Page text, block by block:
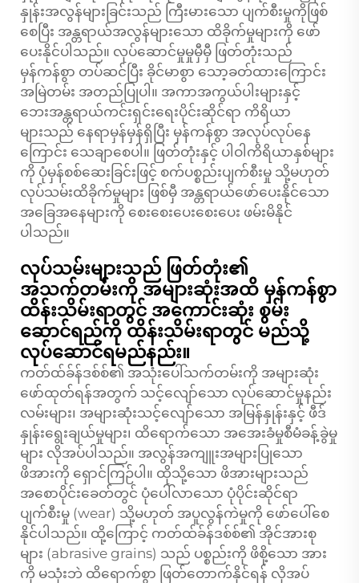
နှုန်းအလွန်များခြင်းသည် ကြီးမားသော ပျက်စီးမှုကိုဖြစ်
စေပြီး အန္တရာယ်အလွန်များသော ထိခိုက်မှုများကို ဖော်
ပေးနိုင်ပါသည်။ လုပ်ဆောင်မှုမှုမှီမှီ ဖြတ်တုံးသည်
မှန်ကန်စွာ တပ်ဆင်ပြီး ခိုင်မာစွာ သော့ခတ်ထားကြောင်း
အမြဲတမ်း အတည်ပြုပါ။ အကာအကွယ်ပါးများနှင့်
ဘေးအန္တရာယ်ကင်းရှင်းရေးပိုင်းဆိုင်ရာ ကိရိယာ
များသည် နေရာမှန်မှန်ရှိပြီး မှန်ကန်စွာ အလုပ်လုပ်နေ
ကြောင်း သေချာစေပါ။ ဖြတ်တုံးနှင့် ပါဝါကိရိယာနှစ်များ
ကို ပုံမှန်စစ်ဆေးခြင်းဖြင့် စက်ပစ္စည်းပျက်စီးမှု သို့မဟုတ်
လုပ်သမ်းထိခိုက်မှုများ ဖြစ်မှီ အန္တရာယ်ဖော်ပေးနိုင်သော
အခြေအနေများကို စေးစေးပေးစေးပေး ဖမ်းမိနိုင်
ပါသည်။
လုပ်သမ်းများသည် ဖြတ်တုံး၏
အသက်တမ်းကို အများဆုံးအထိ မှန်ကန်စွာ
ထိန်းသိမ်းရာတွင် အကောင်းဆုံး စွမ်း
ဆောင်ရည်ကို ထိန်းသိမ်းရာတွင် မည်သို့
လုပ်ဆောင်ရမည်နည်း။
ကတ်ထ်ခ်န်ဒစ်စ်၏ အသုံးပေါ်သက်တမ်းကို အများဆုံး
ဖော်ထုတ်ရန်အတွက် သင့်လျော်သော လုပ်ဆောင်မှုနည်း
လမ်းများ၊ အများဆုံးသင့်လျော်သော အမြန်နှုန်းနှင့် ဖီဒ်
နှုန်းရွေးချယ်မှုများ၊ ထိရောက်သော အအေးခံမှုစီမံခန့်ခွဲမှု
များ လိုအပ်ပါသည်။ အလွန်အကျူးအများပြုသော
ဖိအားကို ရှောင်ကြဉ်ပါ။ ထိုသို့သော ဖိအားများသည်
အစောပိုင်းခေတ်တွင် ပုံပေါ်လာသော ပုံပိုင်းဆိုင်ရာ
ပျက်စီးမှု (wear) သို့မဟုတ် အပူလွန်ကဲမှုကို ဖော်ပေါ်စေ
နိုင်ပါသည်။ ထို့ကြောင့် ကတ်ထ်ခ်န်ဒစ်စ်၏ အိုင်အားစု
များ (abrasive grains) သည် ပစ္စည်းကို ဖိစို့သော အား
ကို မသုံးဘဲ ထိရောက်စွာ ဖြတ်တောက်နိုင်ရန် လိုအပ်